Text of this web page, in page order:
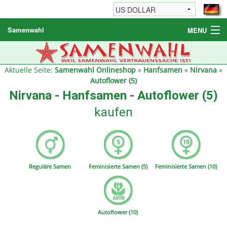
Samenwahl MENU
Hanfsamen
Weitere Produkte
Aktuelle Seite: Samenwahl Onlineshop » Hanfsamen » Nirvana »
Autoflower (5)
Nirvana - Hanfsamen - Autoflower (5)
kaufen
Reguläre Samen Feminisierte Samen (5) Feminisierte Samen (10)
Autoflower (10)